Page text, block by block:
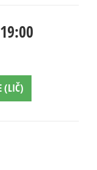
(LIČ)